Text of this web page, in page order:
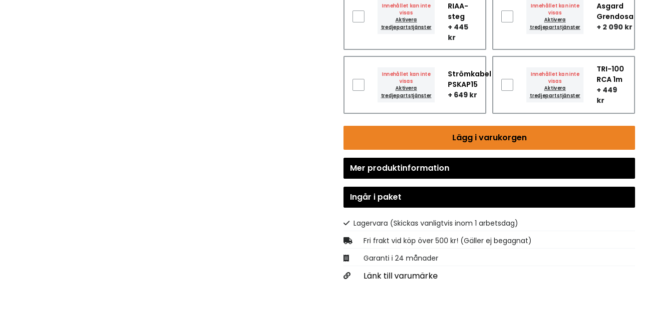
Innehållet kan inte
visas
Aktivera
tredjepartstjänster
RIAA-
steg
+ 445
kr
Innehållet kan inte
visas
Aktivera
tredjepartstjänster
Asgard
Grendosa
+ 2 090 kr
Innehållet kan inte
visas
Aktivera
tredjepartstjänster
Strömkabel
PSKAP15
+ 649 kr
Innehållet kan inte
visas
Aktivera
tredjepartstjänster
TRI-100
RCA 1m
+ 449
kr
Lägg i varukorgen
Mer produktinformation
Ingår i paket
Lagervara (Skickas vanligtvis inom 1 arbetsdag)
Fri frakt vid köp över 500 kr! (Gäller ej begagnat)
Garanti i 24 månader
Länk till varumärke